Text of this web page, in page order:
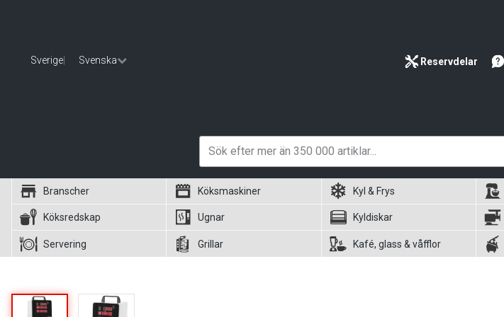
Sverige Svenska Reservdelar
Branscher Köksmaskiner Kyl & Frys
Köksredskap Ugnar Kyldiskar
Servering Grillar Kafé, glass & våfflor